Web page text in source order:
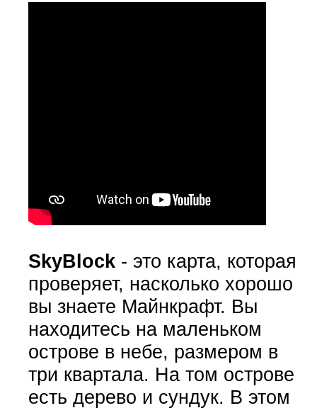
SkyBlock- это карта, которая
проверяет, насколько хорошо
вы знаете Майнкрафт. Вы
находитесь на маленьком
острове в небе, размером в
три квартала. На том острове
есть дерево и сундук. В этом